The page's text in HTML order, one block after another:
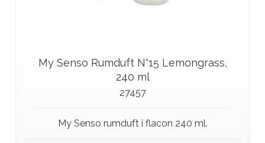
My Senso Rumduft N°15 Lemongrass,
240 ml
27457
My Senso rumduft i flacon 240 ml.